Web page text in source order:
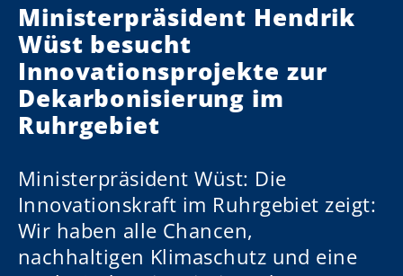
Ministerpräsident Hendrik
Wüst besucht
Innovationsprojekte zur
Dekarbonisierung im
Ruhrgebiet
Ministerpräsident Wüst: Die
Innovationskraft im Ruhrgebiet zeigt:
Wir haben alle Chancen,
nachhaltigen Klimaschutz und eine